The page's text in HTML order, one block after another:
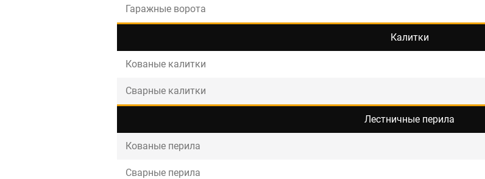
Гаражные ворота
Калитки
Кованые калитки
Сварные калитки
Лестничные перила
Кованые перила
Сварные перила